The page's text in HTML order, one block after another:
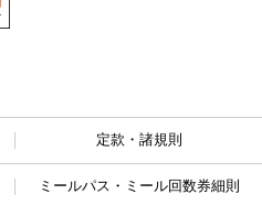
定款・諸規則
ミールパス・ミール回数券細則